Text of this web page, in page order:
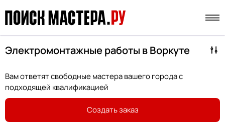
Электромонтажные работы в Воркуте
Вам ответят свободные мастера вашего города с
подходящей квалификацией
Создать заказ